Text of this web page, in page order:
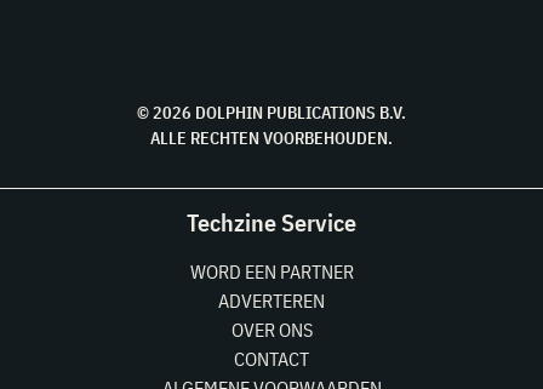
© 2026 DOLPHIN PUBLICATIONS B.V.
ALLE RECHTEN VOORBEHOUDEN.
Techzine Service
WORD EEN PARTNER
ADVERTEREN
OVER ONS
CONTACT